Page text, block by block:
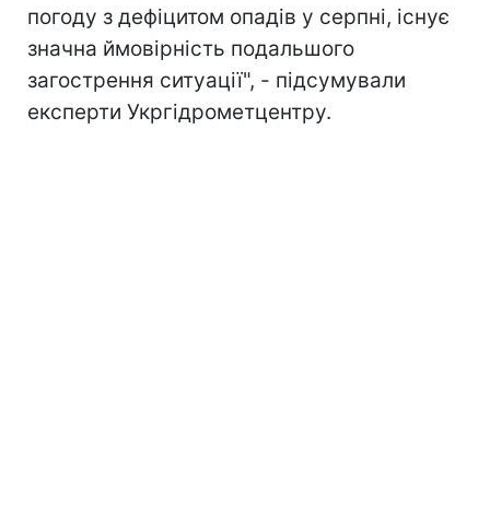
погоду з дефіцитом опадів у серпні, існує
значна ймовірність подальшого
загострення ситуації", - підсумували
експерти Укргідрометцентру.